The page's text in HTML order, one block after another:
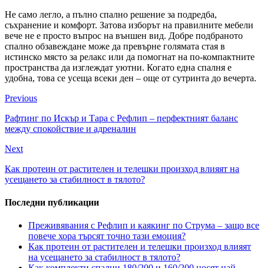
Не само легло, а пълно спално решение за подредба,
съхранение и комфорт. Затова изборът на правилните мебели
вече не е просто въпрос на външен вид. Добре подбраното
спално обзавеждане може да превърне голямата стая в
истинско място за релакс или да помогнат на по-компактните
пространства да изглеждат уютни. Когато една спалня е
удобна, това се усеща всеки ден – още от сутринта до вечерта.
Previous
Рафтинг по Искър и Тара с Рефлип – перфектният баланс
между спокойствие и адреналин
Next
Как протеин от растителен и телешки произход влияят на
усещането за стабилност в тялото?
Последни публикации
Преживявания с Рефлип и каякинг по Струма – защо все
повече хора търсят точно тази емоция?
Как протеин от растителен и телешки произход влияят
на усещането за стабилност в тялото?